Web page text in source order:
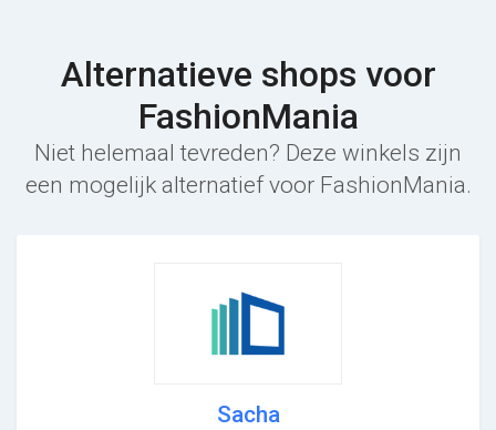
Alternatieve shops voor
FashionMania
Niet helemaal tevreden? Deze winkels zijn
een mogelijk alternatief voor FashionMania.
Sacha